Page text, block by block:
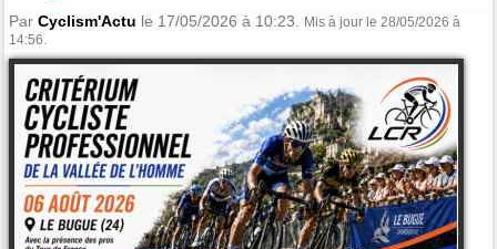
ParCyclism'Actu le 17/05/2026 à 10:23.
Mis à jour le 28/05/2026 à
14:56.